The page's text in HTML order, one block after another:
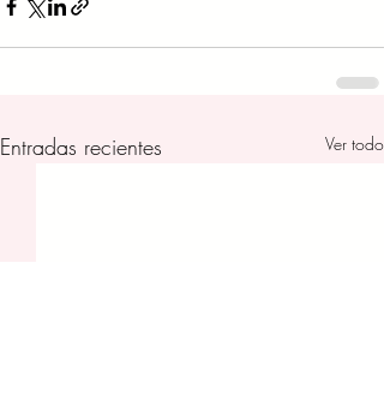
Entradas recientes Ver todo